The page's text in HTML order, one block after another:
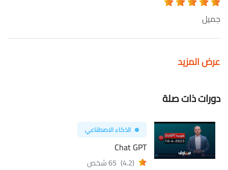
جميل
عرض المزيد
دورات ذات صلة
الذكاء الاصطناعي
Chat GPT
(4.2) 65 شخص